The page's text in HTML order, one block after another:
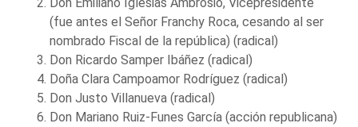
(fue antes el Señor Franchy Roca, cesando al ser
nombrado Fiscal de la república) (radical)
Don Ricardo Samper Ibáñez (radical)
Doña Clara Campoamor Rodríguez (radical)
Don Justo Villanueva (radical)
Don Mariano Ruiz-Funes García (acción republicana)